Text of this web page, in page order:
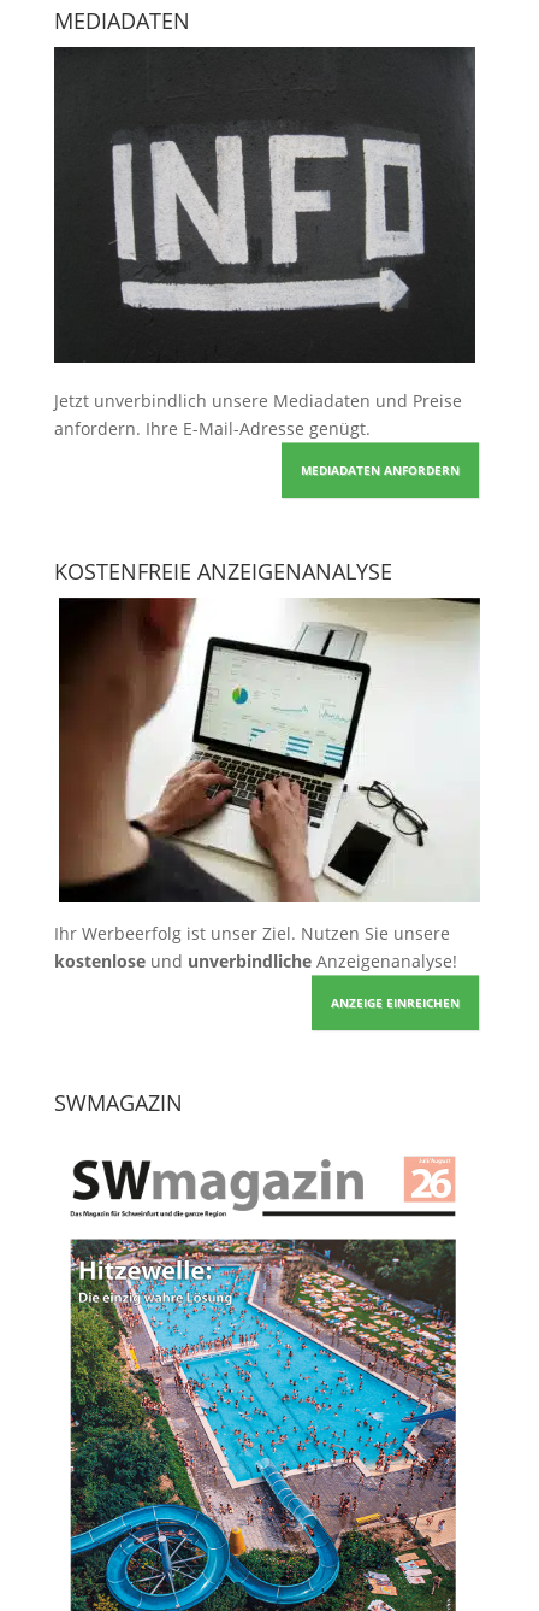
MEDIADATEN
Jetzt unverbindlich unsere Mediadaten und Preise
anfordern. Ihre E-Mail-Adresse genügt.
MEDIADATEN ANFORDERN
KOSTENFREIE ANZEIGENANALYSE
Ihr Werbeerfolg ist unser Ziel. Nutzen Sie unsere
kostenloseund unverbindlicheAnzeigenanalyse!
ANZEIGE EINREICHEN
SWMAGAZIN